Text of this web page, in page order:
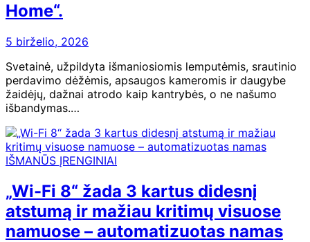
Home“.
5 birželio, 2026
Svetainė, užpildyta išmaniosiomis lemputėmis, srautinio
perdavimo dėžėmis, apsaugos kameromis ir daugybe
žaidėjų, dažnai atrodo kaip kantrybės, o ne našumo
išbandymas.…
IŠMANŪS ĮRENGINIAI
„Wi-Fi 8“ žada 3 kartus didesnį
atstumą ir mažiau kritimų visuose
namuose – automatizuotas namas